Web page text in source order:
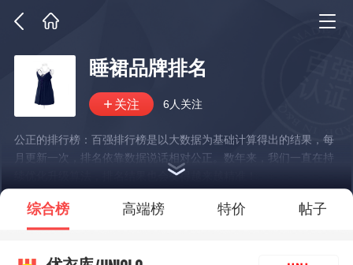
睡裙品牌排名
6人关注
公正的排行榜：百强排行榜是以大数据为基础计算得出的结果，每
月更新一次，排名依靠数据说话相对公正。数年来，我们一直在持
续优化升级算法，排名结果也会变得越来越精准！
*说明：仅展示部分数据
综合榜 高端榜 特价 帖子